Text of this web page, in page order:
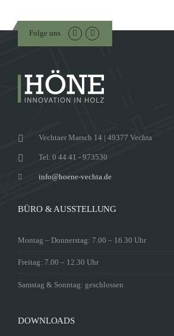
Folge uns
Vechtaer Marsch 14 | 49377 Vechta
Tel. 0 44 41 - 973530
info@hoene-vechta.de
BÜRO & AUSSTELLUNG
Montag – Donnerstag: 7.00 – 16.30 Uhr
Freitag: 7.00 – 12.30 Uhr
Samstag & Sonntag: geschlossen
DOWNLOADS